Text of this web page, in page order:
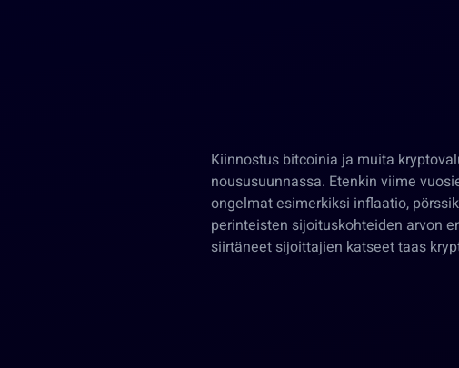
Kiinnostus bitcoinia ja muita
noususuunnassa. Etenkin viime
ongelmat esimerkiksi inflaatio,
perinteisten sijoituskohteiden arvon
siirtäneet sijoittajien katseet taas